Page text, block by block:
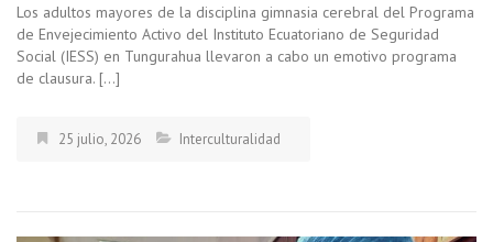
Los adultos mayores de la disciplina gimnasia cerebral del Programa
de Envejecimiento Activo del Instituto Ecuatoriano de Seguridad
Social (IESS) en Tungurahua llevaron a cabo un emotivo programa
de clausura. […]
25 julio, 2026 Interculturalidad